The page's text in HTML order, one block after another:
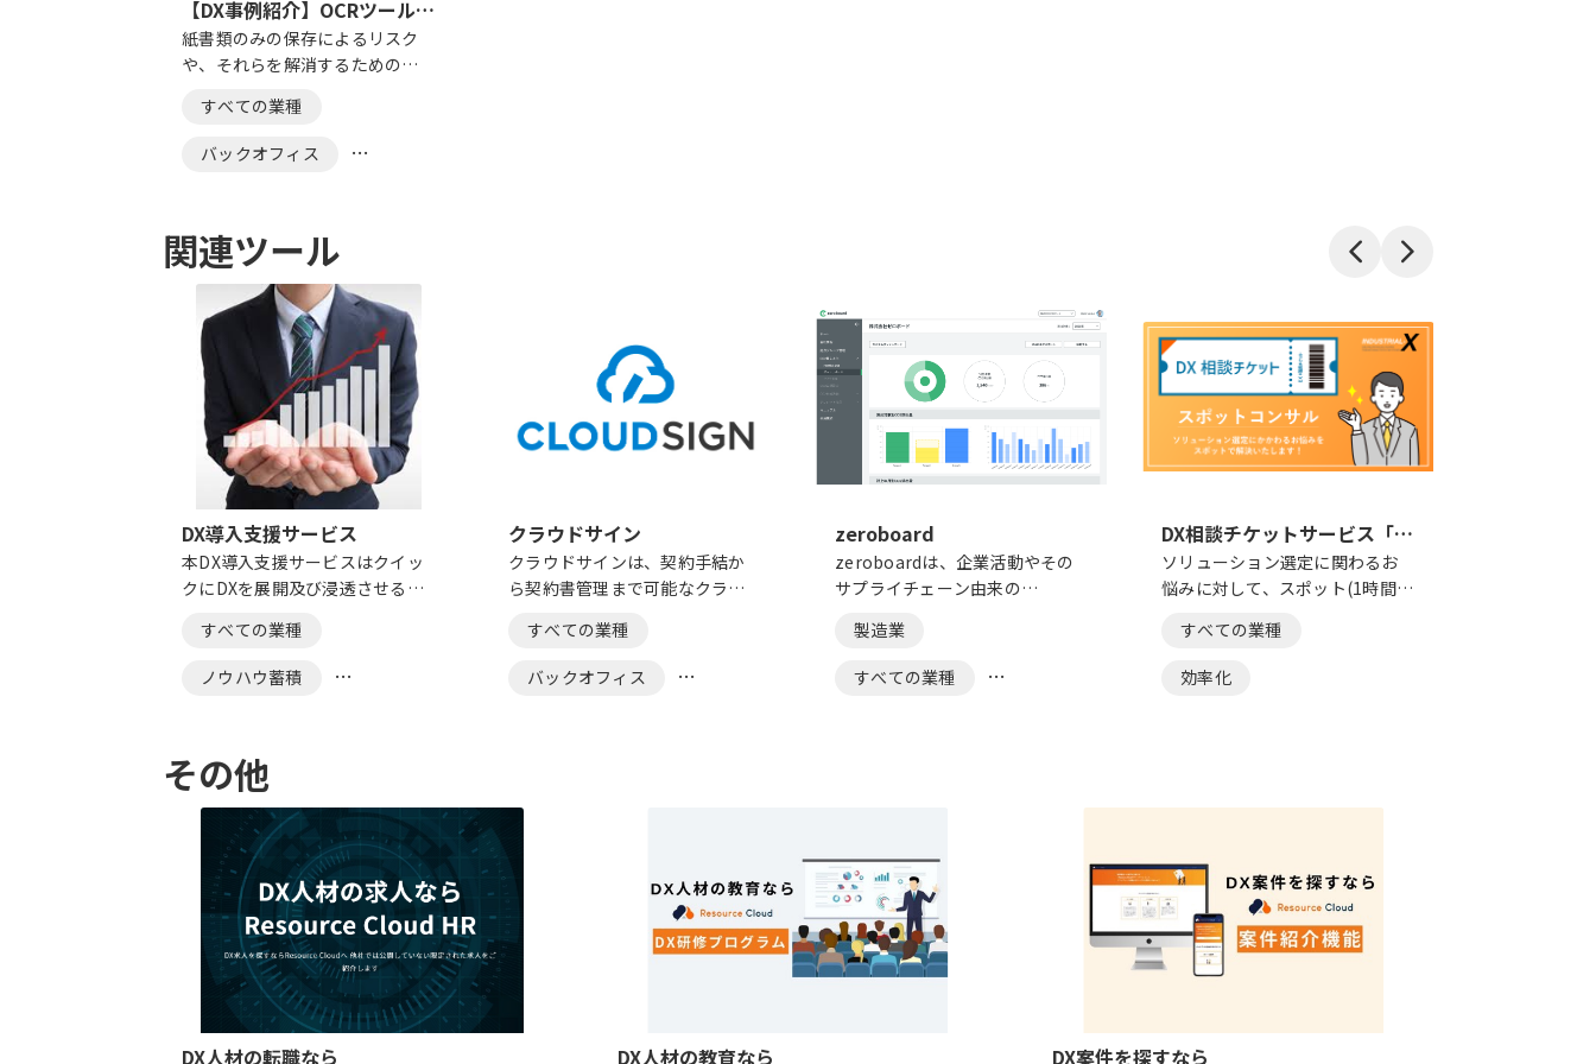
【DX事例紹介】OCRツールで
手書き文書も手軽に電子デー
タ化！
紙書類のみの保存によるリスク
や、それらを解消するための
詳しく解説いたします。
すべての業種
バックオフィス
ペーパーレス
文書管理
関連ツール
DX導入支援サービス
本DX導入支援サービスはクイッ
クにDXを展開及び浸透させるこ
社コンサルタントがオンライ
ン・オフライン問わず、伴走型で
DX導入を支援いたします。
すべての業種
ノウハウ蓄積
クラウドサイン
クラウドサインは、契約手結か
ら契約書管理まで可能なクラウ
クラウドサインを利用すること
で、これまでかかっていた印刷
代・郵送代・印紙代が不要にな
すべての業種
バックオフィス
zeroboard
zeroboardは、企業活動やその
サプライチェーン由来の
果ガス）排出量を、国際基準で
あるGHGプロトコル*1に基づい
て算定・可視化できるクラウド
製造業
すべての業種
DX相談チケットサービス「ス
ポットコンサル」
ソリューション選定に関わるお
悩みに対して、スポット(1時間単
ケットサービスになります。
すべての業種
効率化
その他
DX人材の転職なら DX人材の教育なら DX案件を探すなら